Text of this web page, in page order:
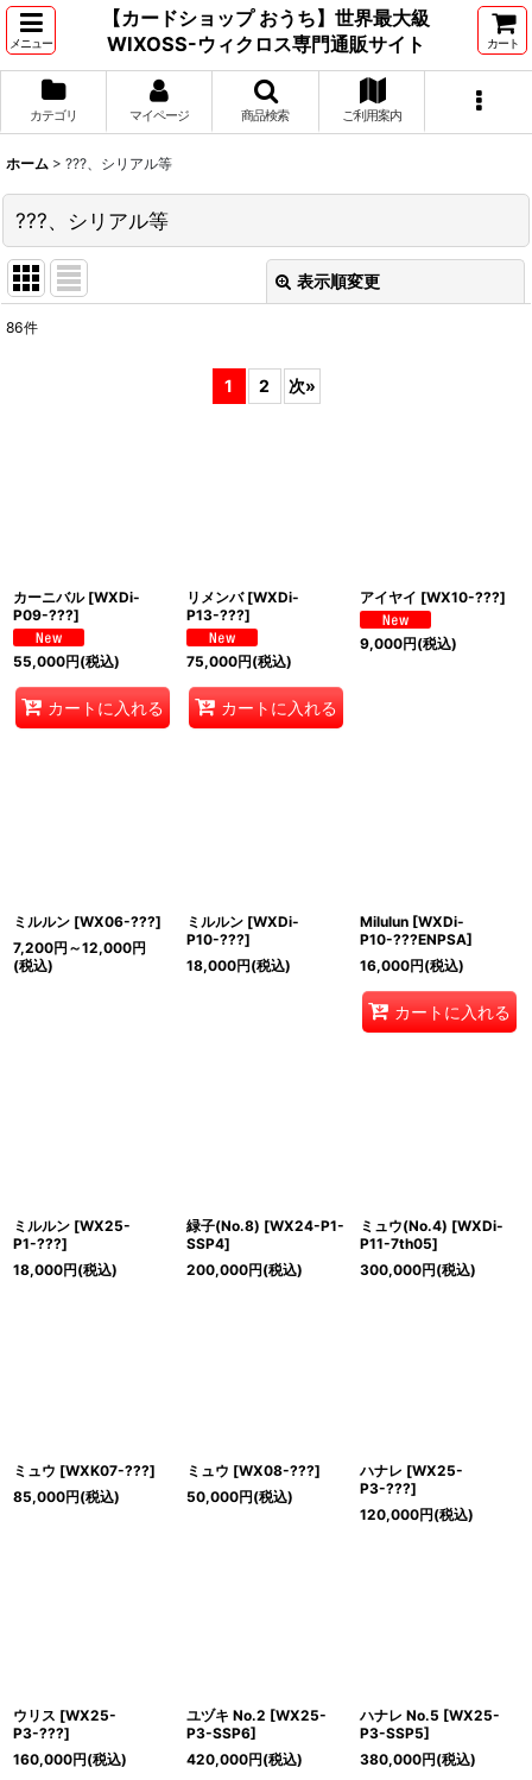
メニュー
【カードショップ おうち】世界最大級
WIXOSS-ウィクロス専門通販サイト
カート
カテゴリ マイページ 商品検索 ご利用案内
ホーム > ???、シリアル等
???、シリアル等
表示順変更
86件
1 2 次»
カーニバル [WXDi-
P09-???]
55,000円(税込)
カートに入れる
リメンバ [WXDi-
P13-???]
75,000円(税込)
カートに入れる
アイヤイ [WX10-???]
9,000円(税込)
ミルルン [WX06-???]
7,200円 ～12,000円
(税込)
ミルルン [WXDi-
P10-???]
18,000円(税込)
Milulun [WXDi-
P10-???ENPSA]
16,000円(税込)
カートに入れる
ミルルン [WX25-
P1-???]
18,000円(税込)
緑子(No.8) [WX24-P1-
SSP4]
200,000円(税込)
ミュウ(No.4) [WXDi-
P11-7th05]
300,000円(税込)
ミュウ [WXK07-???]
85,000円(税込)
ミュウ [WX08-???]
50,000円(税込)
ハナレ [WX25-
P3-???]
120,000円(税込)
ウリス [WX25-
P3-???]
160,000円(税込)
ユヅキ No.2 [WX25-
P3-SSP6]
420,000円(税込)
ハナレ No.5 [WX25-
P3-SSP5]
380,000円(税込)